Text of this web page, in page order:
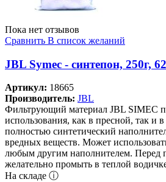
Пока нет отзывов
Сравнить В список желаний
JBL Symec - синтепон, 250г,
Артикул: 18665
Производитель: JBL
Фильтрующий материал JBL SIMEC
использования, как в пресной, так и
полностью синтетический
вредных веществ. Может
любым другим наполнителем. Перед
желательно промыть в теплой
На складе ⓘ